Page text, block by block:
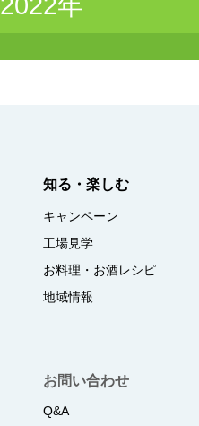
知る・楽しむ
キャンペーン
工場見学
お料理・お酒レシピ
地域情報
お問い合わせ
Q&A